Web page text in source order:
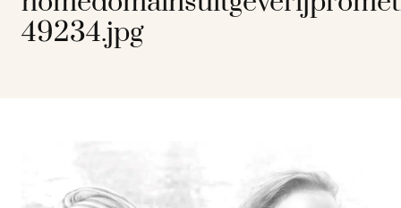
49234.jpg